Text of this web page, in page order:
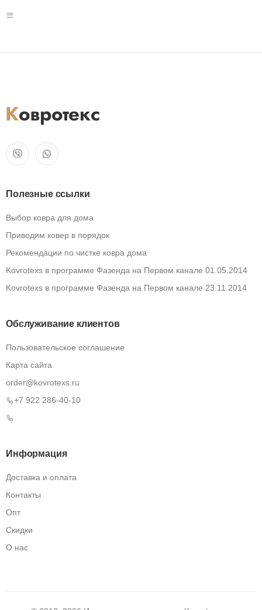
Полезные ссылки
Выбор ковра для дома
Приводим ковер в порядок
Рекомендации по чистке ковра дома
Kovrotexs в программе Фазенда на Первом канале 01.05.2014
Kovrotexs в программе Фазенда на Первом канале 23.11.2014
Обслуживание клиентов
Пользовательское соглашение
Карта сайта
order@kovrotexs.ru
+7 922 286-40-10
Информация
Доставка и оплата
Контакты
Опт
Скидки
О нас